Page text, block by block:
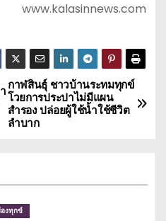
www.kalasinnews.com
กาฬสินธุ์ ชาวบ้านระทมทุกข์
โวยการประปาไม่มีแผน
สำรอง ปล่อยผู้ใช้น้ำใช้ชีวิต
ลำบาก
งทุกข์